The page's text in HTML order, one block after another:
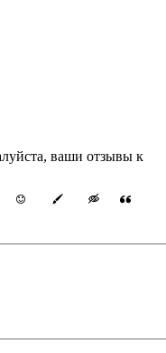
ваши отзывы к